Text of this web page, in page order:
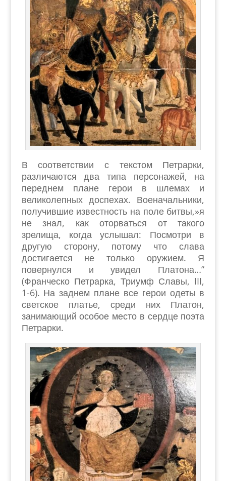
В соответствии с текстом Петрарки,
различаются два типа персонажей, на
переднем плане герои в шлемах и
великолепных доспехах. Военачальники,
получившие известность на поле битвы,»я
не знал, как оторваться от такого
зрелища, когда услышал: Посмотри в
другую сторону, потому что слава
достигается не только оружием. Я
повернулся и увидел Платона…”
(Франческо Петрарка, Триумф Славы, III,
1-6). На заднем плане все герои одеты в
светское платье, среди них Платон,
занимающий особое место в сердце поэта
Петрарки.